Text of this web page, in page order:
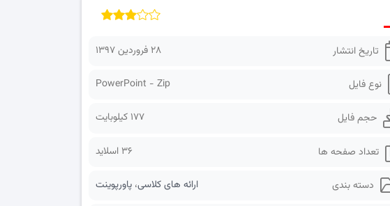
تاریخ انتشار ۲۸ فروردین ۱۳۹۷
نوع فایل PowerPoint - Zip
حجم فایل 177 کیلوبایت
تعداد صفحه ها 36 اسلاید
دسته بندی ارائه های کلاسی، پاورپوینت